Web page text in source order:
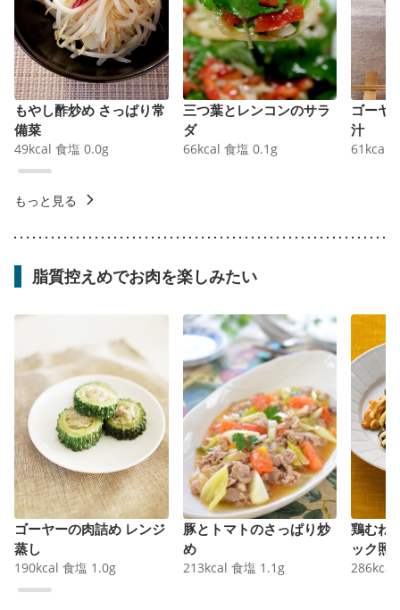
もやし酢炒め さっぱり常
備菜
49kcal 食塩 0.0g
三つ葉とレンコンのサラ
ダ
66kcal 食塩 0.1 g
ゴーヤ
汁
61 kcal
もっと見る
脂質控えめでお肉を楽しみたい
ゴーヤーの肉詰め レンジ
蒸し
190kcal 食塩 1.0g
豚とトマトのさっぱり炒
め
213kcal 食塩 1.1 g
鶏むね
ック照
286kcal